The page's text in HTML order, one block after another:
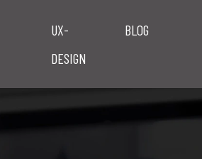
UX-
DESIGN
BLOG